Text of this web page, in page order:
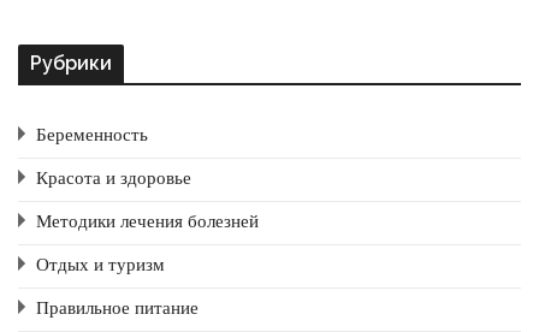
Рубрики
Беременность
Красота и здоровье
Методики лечения болезней
Отдых и туризм
Правильное питание